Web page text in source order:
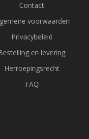
Contact
voorwaarden
Privacybeleid
en levering
Herroepingsrecht
FAQ